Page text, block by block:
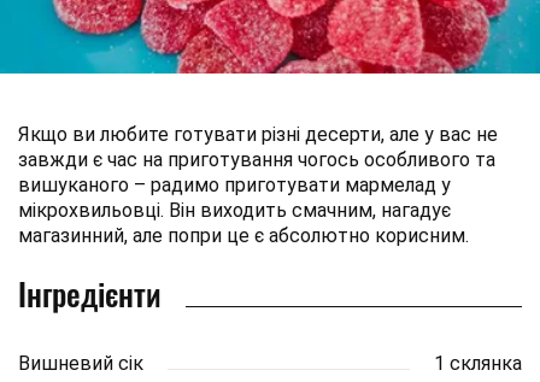
Якщо ви любите готувати різні десерти, але у вас не
завжди є час на приготування чогось особливого та
вишуканого – радимо приготувати мармелад у
мікрохвильовці. Він виходить смачним, нагадує
магазинний, але попри це є абсолютно корисним.
Інгредієнти
Вишневий сік
1 склянка